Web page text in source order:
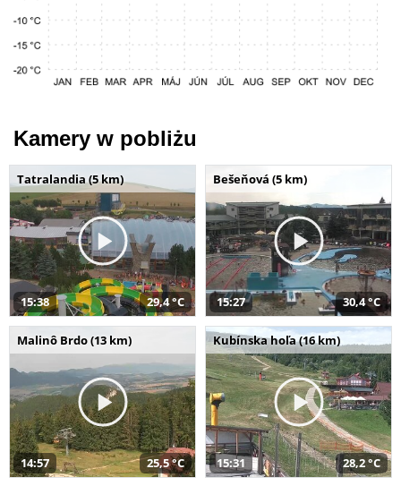
Kamery w pobliżu
Tatralandia (5 km)
15:38 29,4 °C
Bešeňová (5 km)
15:27 30,4 °C
Malinô Brdo (13 km)
14:57 25,5 °C
Kubínska hoľa (16 km)
15:31 28,2 °C